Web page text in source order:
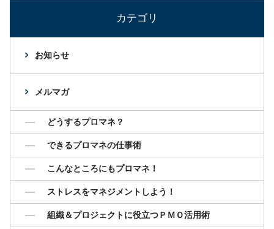
カテゴリ
お知らせ
メルマガ
どうするプロマネ？
できるプロマネの仕事術
こんなところにもプロマネ！
ストレスをマネジメントしよう！
組織＆プロジェクトに役立つＰＭＯ活用術